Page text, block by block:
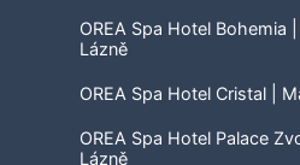
OREA Spa Hotel Bohemia
Lázně
OREA Spa Hotel Cristal |
OREA Spa Hotel Palace
Lázně